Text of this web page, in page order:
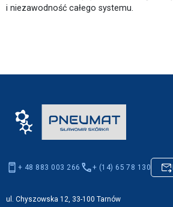
i niezawodność całego systemu.
+ 48 883 003 266 + (14) 65 78 130
ul. Chyszowska 12, 33-100 Tarnów